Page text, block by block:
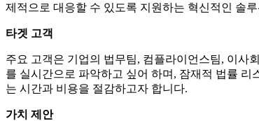
제적으로 대응할 수 있도록 지원하는 혁신적인 솔
타겟 고객
주요 고객은 기업의 법무팀, 컴플라이언스팀, 이사
를 실시간으로 파악하고 싶어 하며, 잠재적 법률
는 시간과 비용을 절감하고자 합니다.
가치 제안